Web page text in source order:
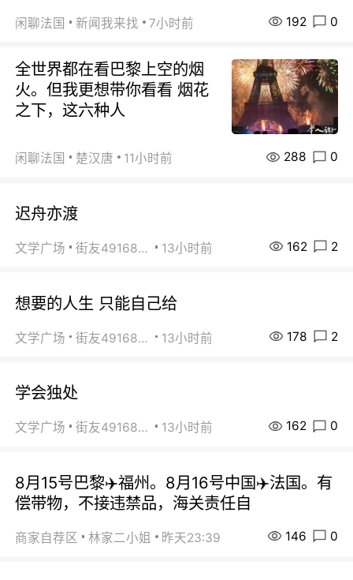
闲聊法国 新闻我来找 7小时前 192 0
全世界都在看巴黎上空的烟
火。但我更想带你看看 烟花
之下，这六种人
闲聊法国 楚汉唐 11小时前 288 0
迟舟亦渡
文学广场 街友49168527 13小时前 162 2
想要的人生 只能自己给
文学广场 街友49168527 13小时前 178 2
学会独处
文学广场 街友49168527 13小时前 162 0
8月15号巴黎✈️福州。8月16号中国✈️法国。有
偿带物，不接违禁品，海关责任自
商家自荐区 林家二小姐 昨天23:39 146 0